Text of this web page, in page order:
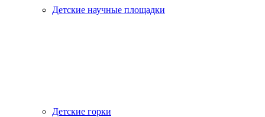
Детские научные площадки
Детские горки